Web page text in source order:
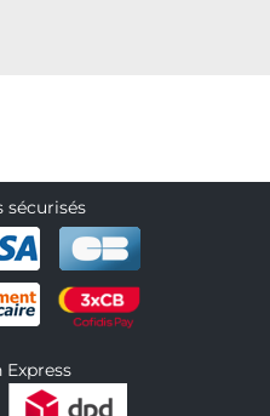
sécurisés
Express